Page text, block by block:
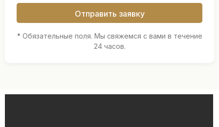
л
ф
о
Отправить заявку
* Обязательные поля. Мы свяжемся с вами в течение
24 часов.